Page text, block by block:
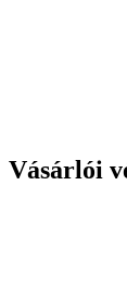
Vásárlói